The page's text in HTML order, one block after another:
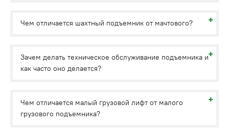
Чем отличается шахтный подъемник от мачтового?
Зачем делать техническое обслуживание подъемника и
как часто оно делается?
Чем отличается малый грузовой лифт от малого
грузового подъемника?